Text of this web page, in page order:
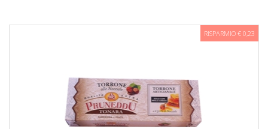
RISPARMIO € 0,23